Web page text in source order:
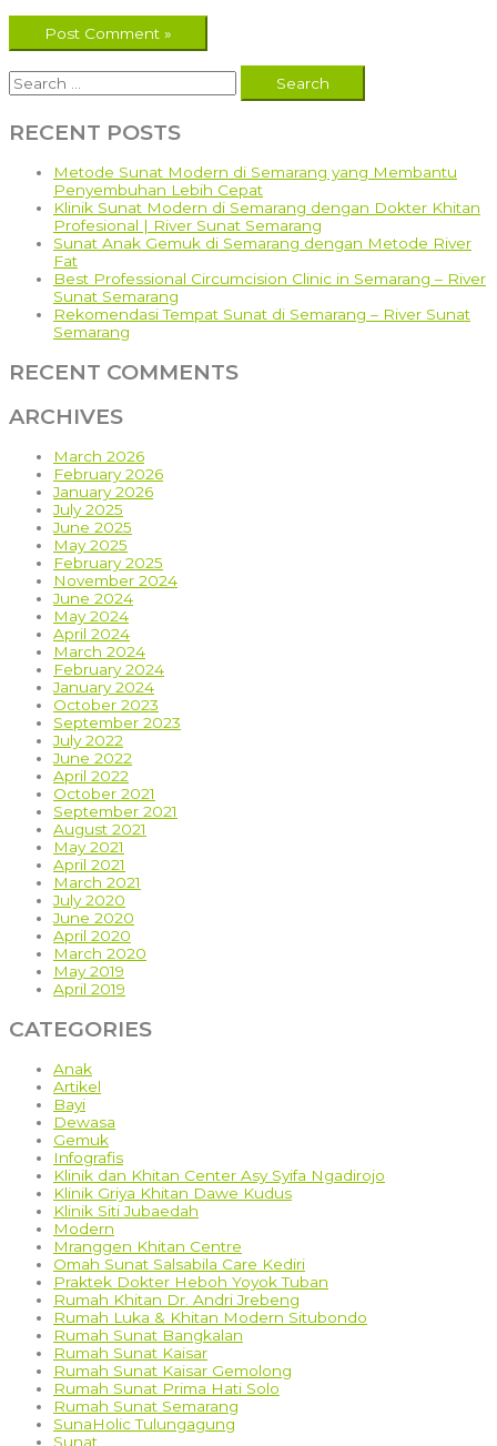
Search
for:
RECENT POSTS
Metode Sunat Modern di Semarang yang Membantu
Penyembuhan Lebih Cepat
Klinik Sunat Modern di Semarang dengan Dokter Khitan
Profesional | River Sunat Semarang
Sunat Anak Gemuk di Semarang dengan Metode River
Fat
Best Professional Circumcision Clinic in Semarang – River
Sunat Semarang
Rekomendasi Tempat Sunat di Semarang – River Sunat
Semarang
RECENT COMMENTS
ARCHIVES
March 2026
February 2026
January 2026
July 2025
June 2025
May 2025
February 2025
November 2024
June 2024
May 2024
April 2024
March 2024
February 2024
January 2024
October 2023
September 2023
July 2022
June 2022
April 2022
October 2021
September 2021
August 2021
May 2021
April 2021
March 2021
July 2020
June 2020
April 2020
March 2020
May 2019
April 2019
CATEGORIES
Anak
Artikel
Bayi
Dewasa
Gemuk
Infografis
Klinik dan Khitan Center Asy Syifa Ngadirojo
Klinik Griya Khitan Dawe Kudus
Klinik Siti Jubaedah
Modern
Mranggen Khitan Centre
Omah Sunat Salsabila Care Kediri
Praktek Dokter Heboh Yoyok Tuban
Rumah Khitan Dr. Andri Jrebeng
Rumah Luka & Khitan Modern Situbondo
Rumah Sunat Bangkalan
Rumah Sunat Kaisar
Rumah Sunat Kaisar Gemolong
Rumah Sunat Prima Hati Solo
Rumah Sunat Semarang
SunaHolic Tulungagung
Sunat